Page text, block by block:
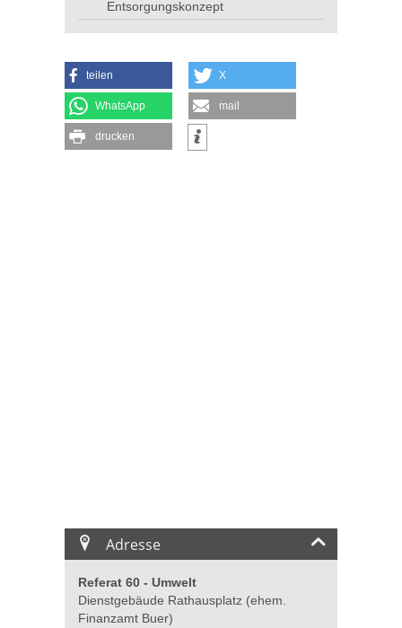
Entsorgungskonzept
teilen X
WhatsApp mail
drucken
Adresse
Referat 60 - Umwelt
Dienstgebäude Rathausplatz (ehem.
Finanzamt Buer)